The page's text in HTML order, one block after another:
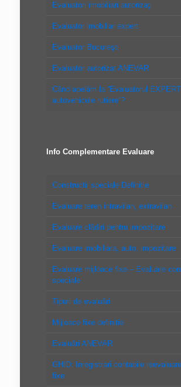
Evaluatori imobiliari autorizaţi
Evaluator imobiliar expert
Evaluator Bucureşti
Evaluator autorizat ANEVAR
Când apelăm la “Evaluatorul
autovehicule rutiere”?
Info Complementare Evaluare
Constructii speciale Definitie
Evaluare teren intravilan, extravilan
Evaluare clădiri pentru impozitare
Evaluare imobiliara, auto, impozitare
Evaluare mijloace fixe – Evaluare
speciale
Tipuri de evaluări
Mijloace fixe definitie
Evaluări ANEVAR
GHID: Inregistrari contabile
fixe